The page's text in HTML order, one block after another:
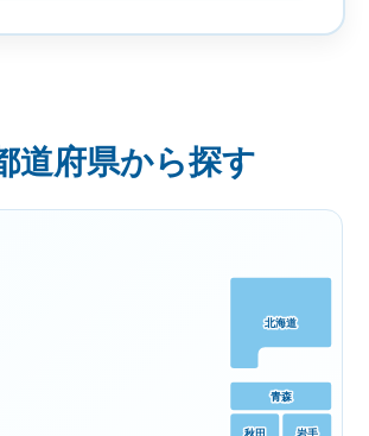
道府県から探す
北海道
青森
岩手
秋田